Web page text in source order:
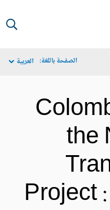
الصفحة باللغة: العربية